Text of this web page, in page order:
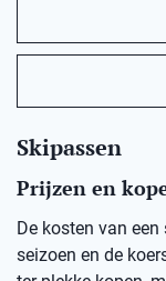
Skipassen
Prijzen en
De kosten van
seizoen en de